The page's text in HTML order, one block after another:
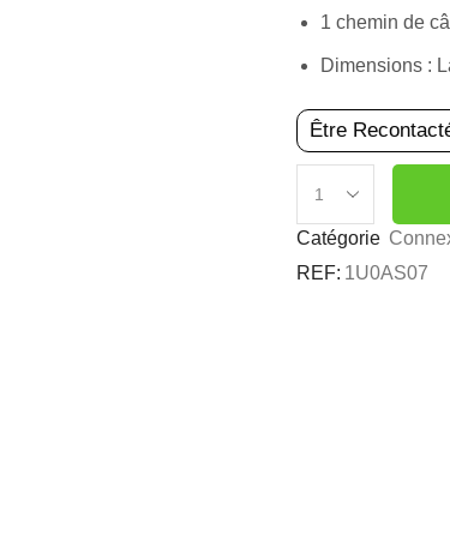
1 chemin de
Dimensions :
Être
BUREAU
BENCH
SUIVANT
ÉCHANCRÉ
Catégorie
REF: 1U0AS07